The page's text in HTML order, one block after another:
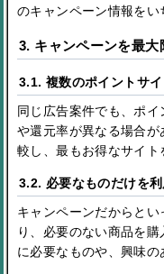
のキャンペーン情報をい
3. キャンペーンを最
3.1. 複数のポイントサ
同じ広告案件でも、ポ
や還元率が異なる場合
較し、最もお得なサイト
3.2. 必要なものだけを利
キャンペーンだからと
り、必要のない商品を
に必要なものや、興味の